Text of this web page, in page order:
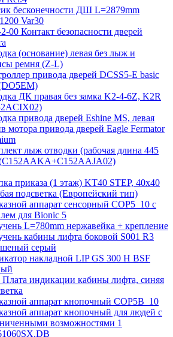
бесконечности ДШ L=2879mm
Var30
00 Контакт безопасности дверей
(основание) левая без лыж и
ремня (Z-L)
привода дверей DCSS5-E basic
ДК правая без замка K2-4-6Z, K2R
привода дверей Eshine MS, левая
мотора привода дверей Eagle Fermator
лыж отводки (рабочая длина 445
приказа (1 этаж) KT40 STEP, 40х40
подсветка (Европейский тип)
аппарат сенсорный COP5_10 с
для Bionic 5
L=780mm нержавейка + крепление
кабины лифта боковой S001 R3
серый
накладной LIP GS 300 H BSF
индикации кабины лифта, синяя
аппарат кнопочный COP5B_10
аппарат кнопочный для людей с
возможностями 1